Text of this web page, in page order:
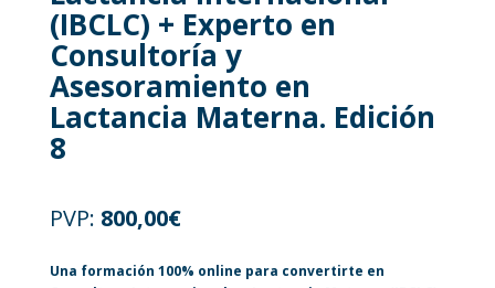
(IBCLC) + Experto en
Consultoría y
Asesoramiento en
Lactancia Materna. Edición
8
PVP: 800,00€
Una formación 100% online para convertirte en